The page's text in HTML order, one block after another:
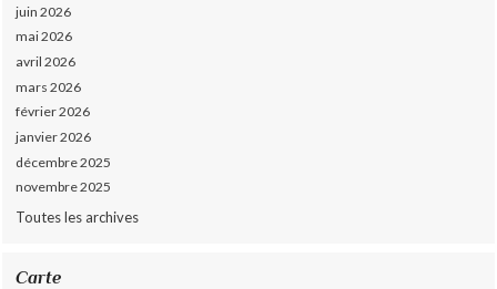
juin 2026
mai 2026
avril 2026
mars 2026
février 2026
janvier 2026
décembre 2025
novembre 2025
Toutes les archives
Carte